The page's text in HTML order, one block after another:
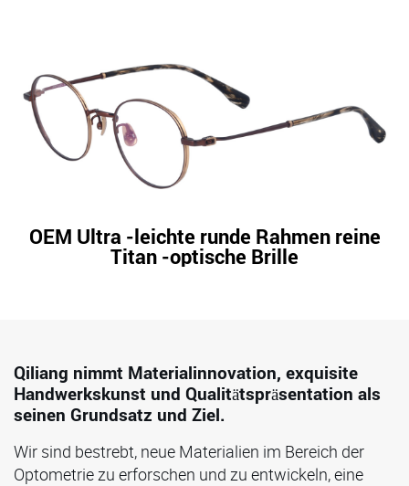
OEM Ultra -leichte runde Rahmen reine
Titan -optische Brille
Qiliang nimmt Materialinnovation, exquisite
Handwerkskunst und Qualitätspräsentation als
seinen Grundsatz und Ziel.
Wir sind bestrebt, neue Materialien im Bereich der
Optometrie zu erforschen und zu entwickeln, eine